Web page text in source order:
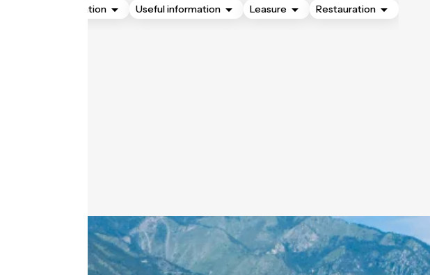
Accommodation Useful information Leasure Restauration